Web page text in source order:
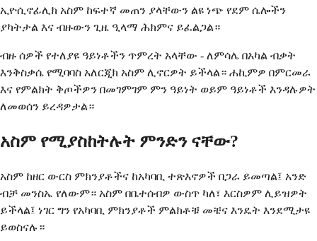
ኢዮሲኖፊሊክ አስም ከፍተኛ መጠን ያላቸውን ልዩ ነጭ የደም ሴሎችን
ያካትታል እና ብዙውን ጊዜ ዒላማ ሕክምና ይፈልጋል።
ብዙ ሰዎች የተለያዩ ዓይነቶችን ጥምረት አላቸው - ለምሳሌ በአካል ብቃት
እንቅስቃሴ የሚባባስ አለርጂክ አስም ሊኖርዎት ይችላል። ሐኪምዎ በምርመራ
እና የምልክት ቅጦችዎን በመገምገም ምን ዓይነት ወይም ዓይነቶች እንዳሉዎት
ለመወሰን ይረዳዎታል።
አስም የሚያስከትሉት ምንድን ናቸው?
አስም ከዘር ውርስ ምክንያቶችና ከአካባቢ ተጽእኖዎች በጋራ ይመጣል፤ አንድ
ብቻ መንስኤ የለውም። አስም በቤተሰብዎ ውስጥ ካለ፣ እርስዎም ሊይዝዎት
ይችላል፤ ነገር ግን የአካባቢ ምክንያቶች ምልክቶቹ መቼና እንዴት እንደሚታዩ
ይወስናሉ።